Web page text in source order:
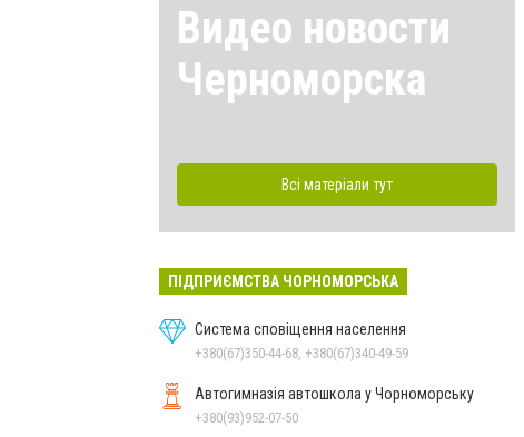
Видео новости
Черноморска
Всі матеріали тут
ПІДПРИЄМСТВА ЧОРНОМОРСЬКА
Система сповіщення населення
+380(67)350-44-68, +380(67)340-49-59
Автогимназія автошкола у Чорноморську
+380(93)952-07-50